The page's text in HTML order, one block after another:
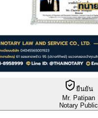
ยืนยัน
Mr. Patipan
Notary Public